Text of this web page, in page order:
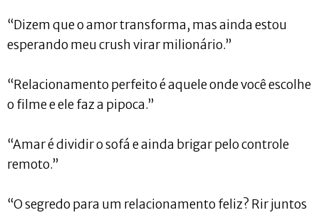
“Dizem que o amor transforma, mas ainda estou
esperando meu crush virar milionário.”
“Relacionamento perfeito é aquele onde você escolhe
o filme e ele faz a pipoca.”
“Amar é dividir o sofá e ainda brigar pelo controle
remoto.”
“O segredo para um relacionamento feliz? Rir juntos